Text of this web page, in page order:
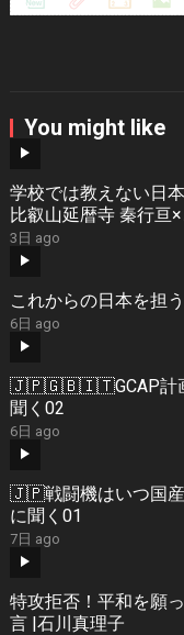
You might like
学校では教えない日
比叡山延暦寺 秦行亘
3日 ago
これからの日本を担
6日 ago
🇯🇵🇬🇧🇮🇹GCAP計画
聞く02
6日 ago
🇯🇵戦闘機はいつ国産
に聞く01
7日 ago
特攻拒否！平和を願
言 |石川真理子